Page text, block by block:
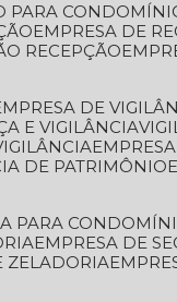
PARA
EMPRESA DE
RECEPÇÃO
EMPRESA DE
E VIGILÂNCIA
DE PATRIMÔNIO
PARA
EMPRESA DE
ZELADORIA